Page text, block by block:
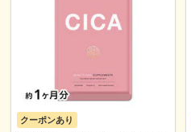
クーポンあり